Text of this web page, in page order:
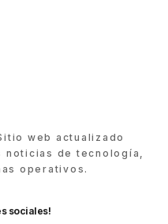
web actualizado
noticias de tecnología,
operativos.
sociales!